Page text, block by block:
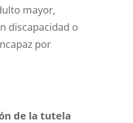
mayor,
discapacidad o
por
de la tutela